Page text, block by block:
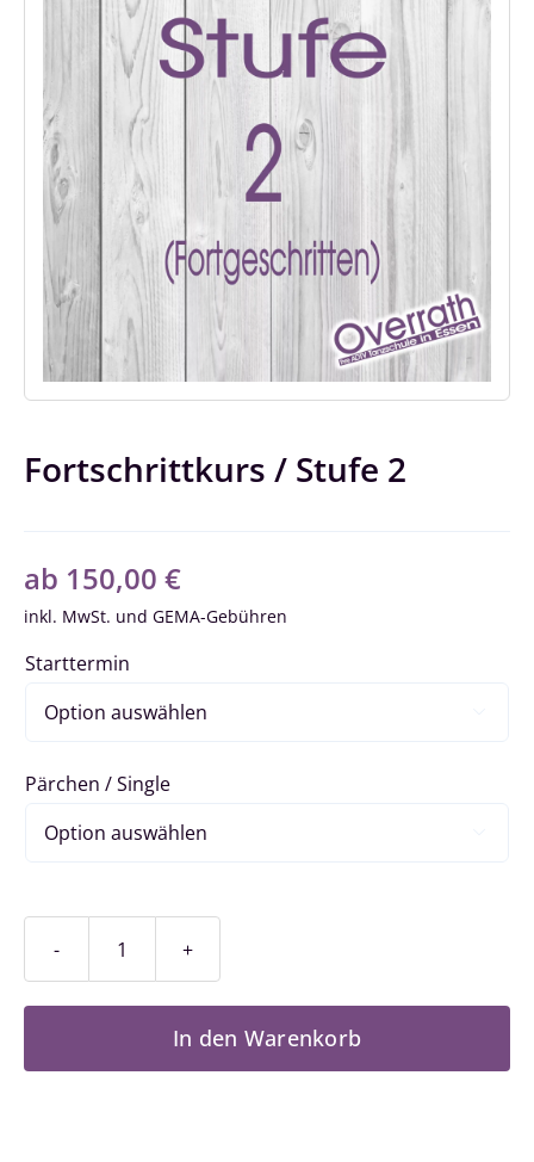
Fortschrittkurs / Stufe 2
ab 150,00 €
inkl. MwSt.
Starttermin
Pärchen / Single
Fortschrittkurs
In den Warenkorb